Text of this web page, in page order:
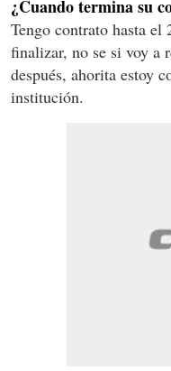
¿Cuando termina su
Tengo contrato hasta el
finalizar, no se si voy a
después, ahorita estoy
institución.